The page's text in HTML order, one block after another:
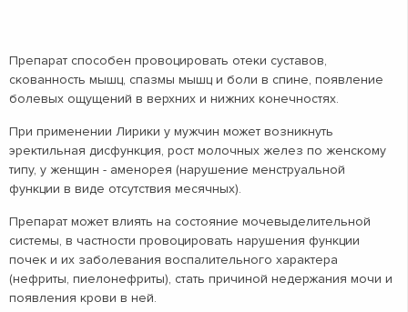
Препарат способен провоцировать отеки суставов,
скованность мышц, спазмы мышц и боли в спине, появление
болевых ощущений в верхних и нижних конечностях.
При применении Лирики у мужчин может возникнуть
эректильная дисфункция, рост молочных желез по женскому
типу, у женщин - аменорея (нарушение менструальной
функции в виде отсутствия месячных).
Препарат может влиять на состояние мочевыделительной
системы, в частности провоцировать нарушения функции
почек и их заболевания воспалительного характера
(нефриты, пиелонефриты), стать причиной недержания мочи и
появления крови в ней.